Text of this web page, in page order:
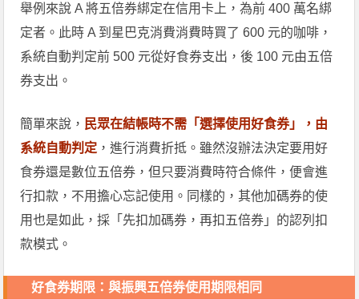
舉例來說 A 將五倍券綁定在信用卡上，為前 400 萬名綁
定者。此時 A 到星巴克消費消費時買了 600 元的咖啡，
系統自動判定前 500 元從好食券支出，後 100 元由五倍
券支出。
簡單來說， 民眾在結帳時不需「選擇使用好食券」，由
系統自動判定 ，進行消費折抵。雖然沒辦法決定要用好
食券還是數位五倍券，但只要消費時符合條件，便會進
行扣款，不用擔心忘記使用。同樣的，其他加碼券的使
用也是如此，採「先扣加碼券，再扣五倍券」的認列扣
款模式。
好食券期限：與振興五倍券使用期限相同